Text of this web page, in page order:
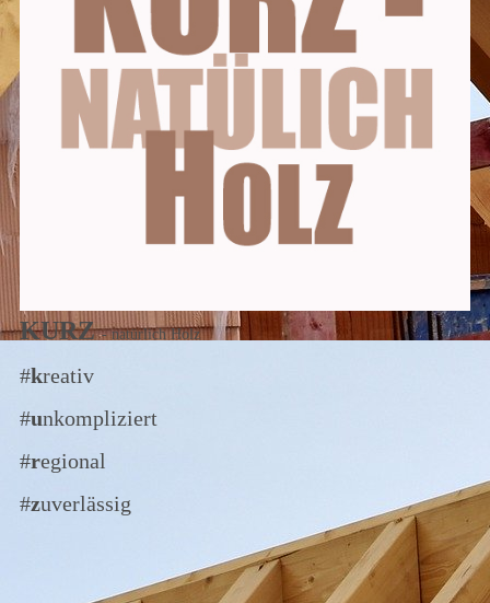
KURZ - natürlich Holz
#kreativ
#unkompliziert
#regional
#zuverlässig